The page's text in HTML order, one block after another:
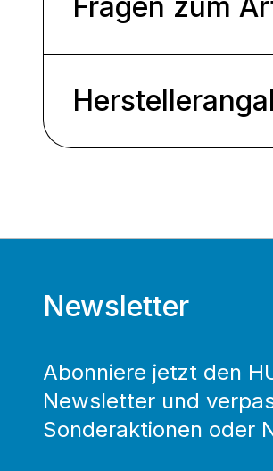
Newsletter
Abonniere jetzt den
Newsletter und
Sonderaktionen oder